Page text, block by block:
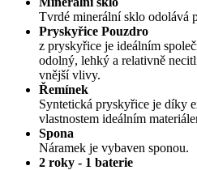
Tvrdé minerální sklo odolává
Pryskyřice Pouzdro
z pryskyřice je ideálním
odolný, lehký a relativně
vnější vlivy.
Řemínek
Syntetická pryskyřice je díky
vlastnostem ideálním
Spona
Náramek je vybaven sponou.
2 roky - 1 baterie